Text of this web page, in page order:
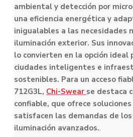
ambiental y detección por
una eficiencia energética y
inigualables a las necesidades
iluminación exterior. Sus
lo convierten en la opción ideal
ciudades inteligentes e
sostenibles. Para un acceso
712G3L, Chi-Swear se destaca
confiable, que ofrece
satisfacen las demandas de
iluminación avanzados..